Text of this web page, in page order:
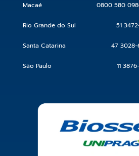
Macaé 0800 580
Rio Grande do Sul 51
Santa Catarina 47 3028-
São Paulo 11